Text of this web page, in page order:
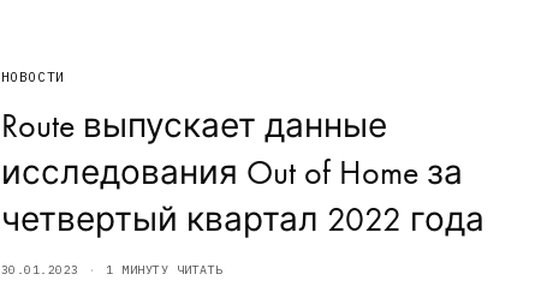
НОВОСТИ
Route выпускает данные
исследования Out of Home за
четвертый квартал 2022 года
30.01.2023 1 МИНУТУ ЧИТАТЬ